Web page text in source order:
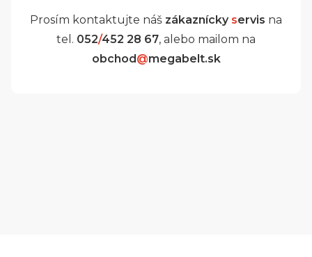
Prosím kontaktujte náš zákaznícky servis na
tel. 052/452 28 67, alebo mailom na
obchod @megabelt.sk